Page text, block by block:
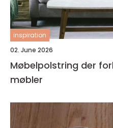
inspiration
02. June 2026
Møbelpolstring der
møbler